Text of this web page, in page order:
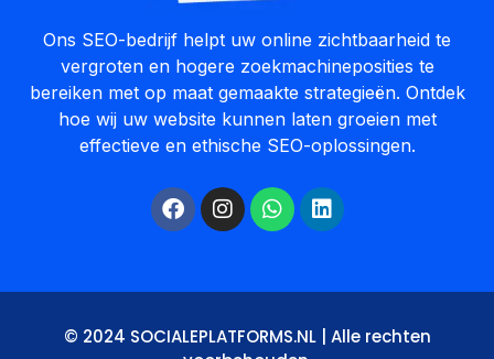
Ons SEO-bedrijf helpt uw online zichtbaarheid te
vergroten en hogere zoekmachineposities te
bereiken met op maat gemaakte strategieën. Ontdek
hoe wij uw website kunnen laten groeien met
effectieve en ethische SEO-oplossingen.
© 2024 SOCIALEPLATFORMS.NL | Alle rechten